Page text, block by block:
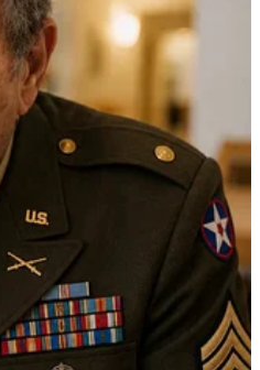
ste je čekali mnogo duže nego